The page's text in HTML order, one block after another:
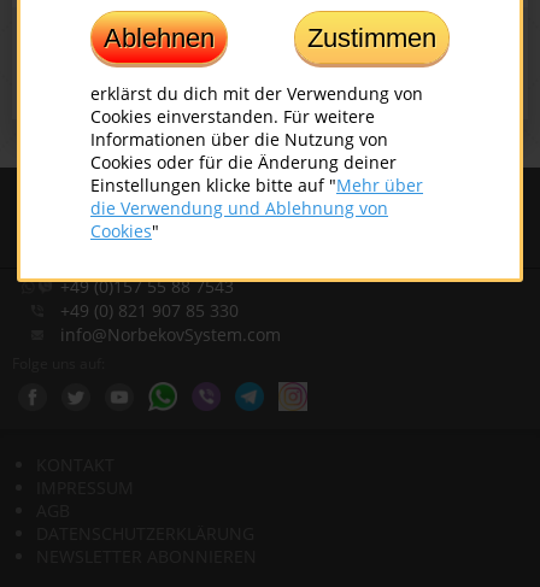
Ablehnen Zustimmen
erklärst du dich mit der Verwendung von
Cookies einverstanden. Für weitere
Informationen über die Nutzung von
Cookies oder für die Änderung deiner
Einstellungen klicke bitte auf "Mehr über
die Verwendung und Ablehnung von
Cookies"
Folge uns auf:
EUROPÄISCHES INSTITUT DER
NORBEKOV METHODE
+49 (0)157 55 88 7543
+49 (0) 821 907 85 330
info@NorbekovSystem.com